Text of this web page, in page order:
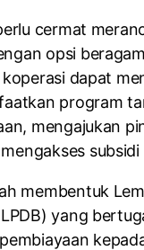
cermat
opsi
dapat
program
mengajukan
membentuk
yang